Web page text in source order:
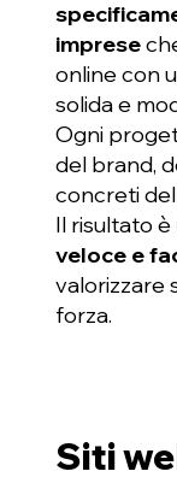
imprese
online con
solida e
Ogni
del brand,
concreti
Il risultato è
veloce e
valorizzare
forza.
Siti